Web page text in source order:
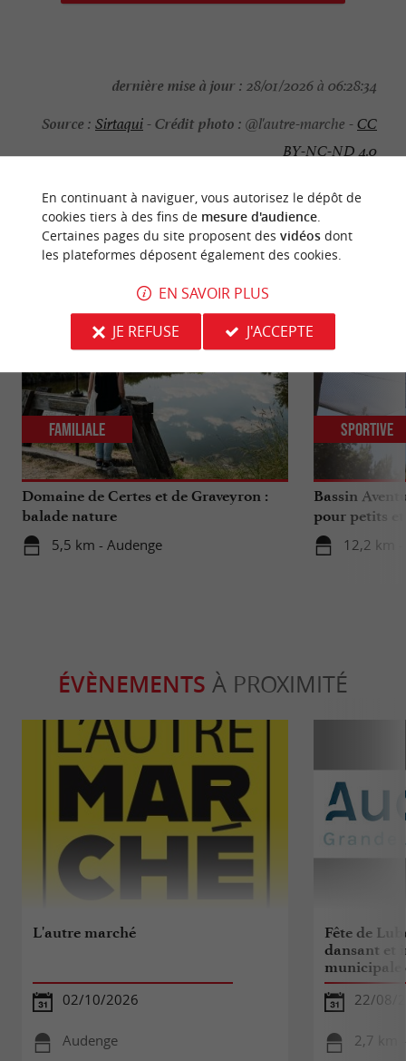
dernière mise à jour : 28/01/2026 à 06:28:34
Source : Sirtaqui-Crédit photo : @l'autre-marche -CC
BY-NC-ND 4.0
NOUS AVONS TESTÉPOUR VOUS
Domaine de Certes et de Graveyron :
balade nature
5,5 km - Audenge
Familiale
Bassin
pour petits
12,2 km
Sportive
ÉVÈNEMENTS À PROXIMITÉ
L'autre marché
02/10/2026
Audenge
Fête de
dansant et
municipale
22/08/
2,7 km
En continuant à naviguer, vous autorisez le dépôt de
cookies tiers à des fins de mesure d'audience.
Certaines pages du site proposent des vidéosdont
les plateformes déposent également des cookies.
EN SAVOIR PLUS
JE REFUSE
J'ACCEPTE